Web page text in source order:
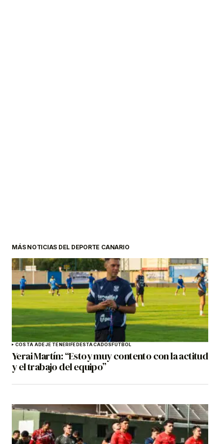
MÁS NOTICIAS DEL DEPORTE CANARIO
COSTA ADEJE TENERIFEDESTACADOSFÚTBOL
Yerai Martín: “Estoy muy contento con la actitud
y el trabajo del equipo”